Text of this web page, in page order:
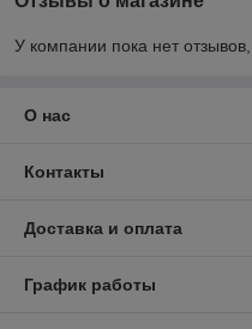
У компании пока нет
О нас
Контакты
Доставка и оплата
График работы